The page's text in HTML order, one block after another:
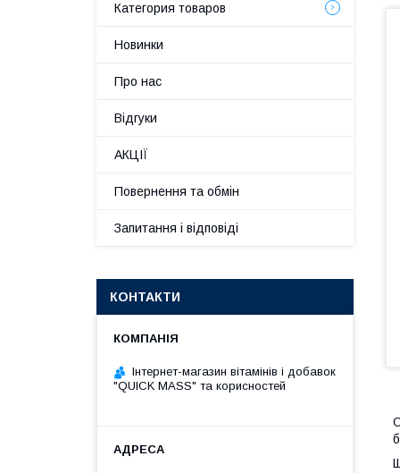
Категория товаров
Новинки
Про нас
Відгуки
АКЦІЇ
Повернення та обмін
Запитання і відповіді
КОНТАКТИ
Інтернет-магазин вітамінів і добавок
"QUICK MASS" та корисностей